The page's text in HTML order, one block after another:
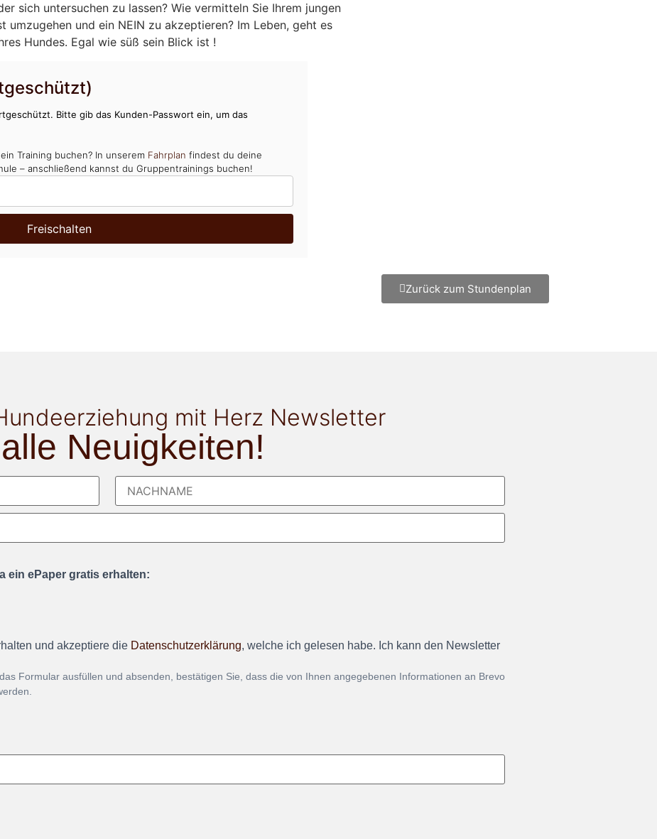
sich untersuchen zu lassen? Wie vermitteln Sie Ihrem jungen
umzugehen und ein NEIN zu akzeptieren? Im Leben, geht es
Hundes. Egal wie süß sein Blick ist !
Bitte gib das Kunden-Passwort ein, um das
Training buchen? In unserem Fahrplan findest du deine
– anschließend kannst du Gruppentrainings buchen!
Freischalten
Zurück zum Stundenplan
mit Herz Newsletter
Neuigkeiten!
ein ePaper gratis erhalten:
und akzeptiere die Datenschutzerklärung, welche ich gelesen habe. Ich kann den Newsletter
Formular ausfüllen und absenden, bestätigen Sie, dass die von Ihnen angegebenen Informationen an Brevo